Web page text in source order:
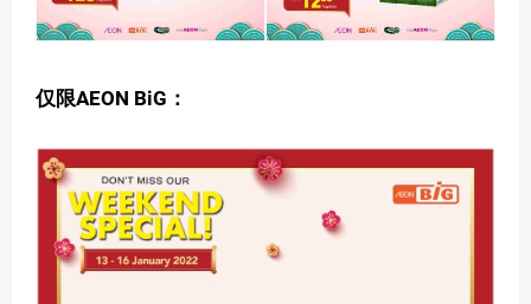
仅限AEON BiG：